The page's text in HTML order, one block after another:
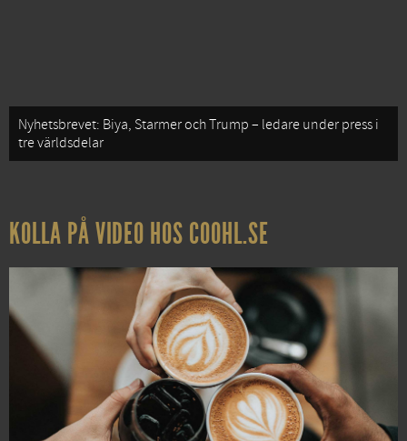
Nyhetsbrevet: Biya, Starmer och Trump – ledare under press i
tre världsdelar
KOLLA PÅ VIDEO HOS COOHL.SE